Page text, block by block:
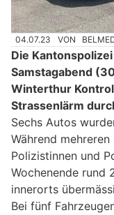
04.07.23 VON
Die
Samstagabend
Winterthur
Strassenlärm
Sechs Autos
Während
Polizistinnen und
Wochenende rund
innerorts
Bei fünf